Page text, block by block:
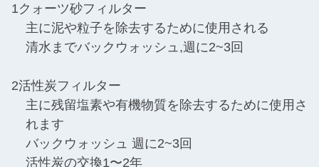
1クォーツ砂フィルター
主に泥や粒子を除去するために使用される
清水までバックウォッシュ,週に2~3回
2活性炭フィルター
主に残留塩素や有機物質を除去するために使用さ
れます
バックウォッシュ 週に2~3回
活性炭の交換1〜2年